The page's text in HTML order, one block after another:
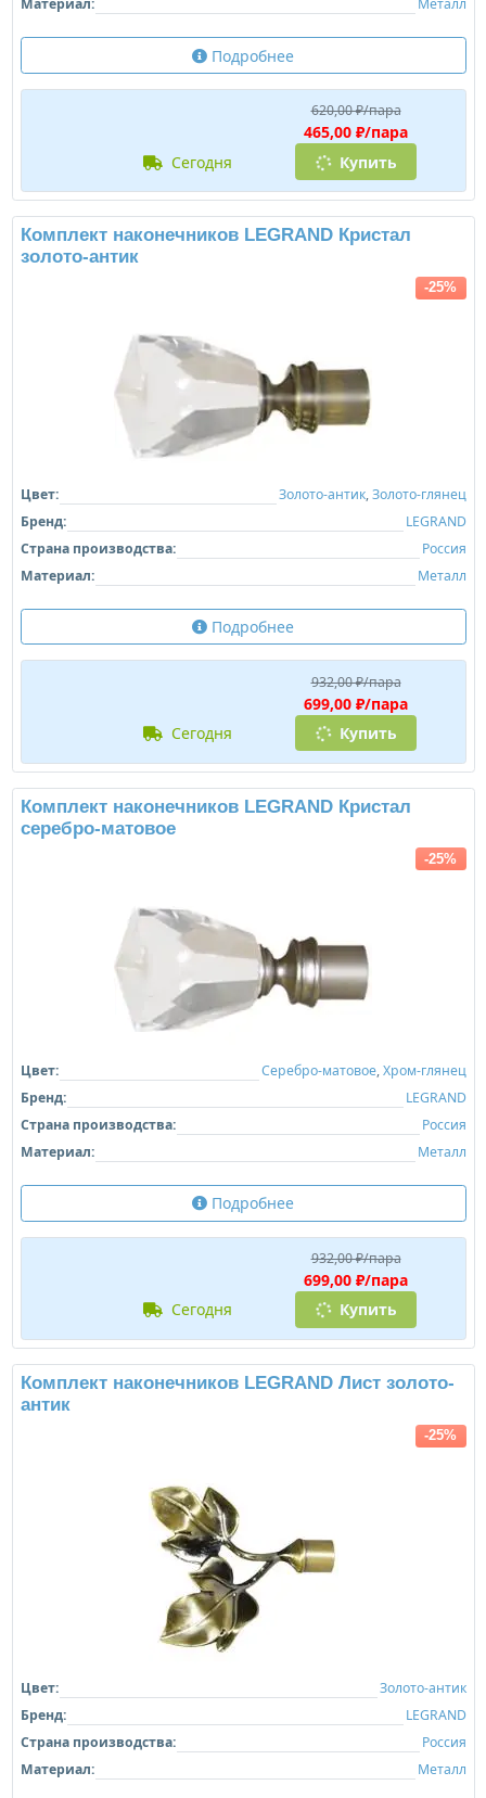
Материал:
Металл
Подробнее
620,00 ₽/пара
465,00 ₽/пара
сегодня
Купить
Комплект наконечников LEGRAND Кристал
золото-антик
-25%
Цвет: Золото-антик,Золото-глянец
Бренд:
LEGRAND
Страна производства:
Россия
Материал:
Металл
Подробнее
932,00 ₽/пара
699,00 ₽/пара
сегодня
Купить
Комплект наконечников LEGRAND Кристал
серебро-матовое
-25%
Цвет: Серебро-матовое,Хром-глянец
Бренд:
LEGRAND
Страна производства:
Россия
Материал:
Металл
Подробнее
932,00 ₽/пара
699,00 ₽/пара
сегодня
Купить
Комплект наконечников LEGRAND Лист золото-
антик
-25%
Цвет:
Золото-антик
Бренд:
LEGRAND
Страна производства:
Россия
Материал:
Металл